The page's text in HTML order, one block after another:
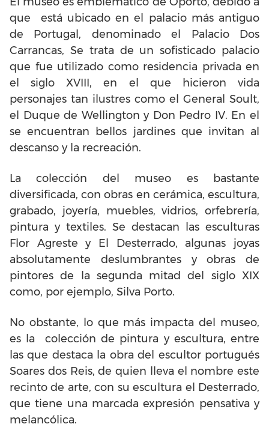
que está ubicado en el palacio más antiguo
de Portugal, denominado el Palacio Dos
Carrancas, Se trata de un sofisticado palacio
que fue utilizado como residencia privada en
el siglo XVIII, en el que hicieron vida
personajes tan ilustres como el General Soult,
el Duque de Wellington y Don Pedro IV. En el
se encuentran bellos jardines que invitan al
descanso y la recreación.
La colección del museo es bastante
diversificada, con obras en cerámica, escultura,
grabado, joyería, muebles, vidrios, orfebrería,
pintura y textiles. Se destacan las esculturas
Flor Agreste y El Desterrado, algunas joyas
absolutamente deslumbrantes y obras de
pintores de la segunda mitad del siglo XIX
como, por ejemplo, Silva Porto.
No obstante, lo que más impacta del museo,
es la colección de pintura y escultura, entre
las que destaca la obra del escultor portugués
Soares dos Reis, de quien lleva el nombre este
recinto de arte, con su escultura el Desterrado,
que tiene una marcada expresión pensativa y
melancólica.